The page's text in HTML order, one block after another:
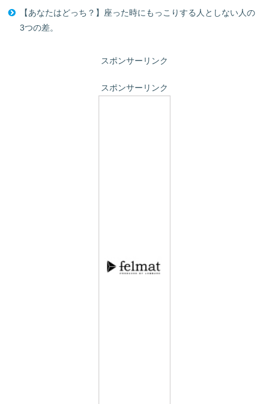
【あなたはどっち？】座った時にもっこりする人としない人の
3つの差。
スポンサーリンク
スポンサーリンク